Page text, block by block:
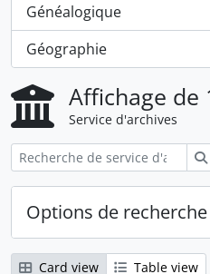
Généalogique
, 1 résultats
Géographie
, 1 résultats
Affichage de
Service d'archives
Options de
Card view Table view